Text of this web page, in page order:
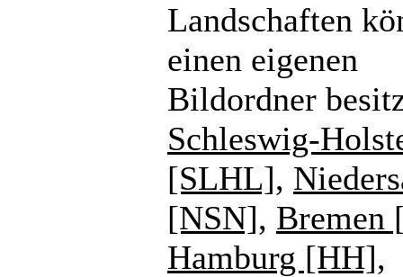
Landschaften
einen eigenen
Bildordner
Schleswig-
[SLHL],
[NSN], Bremen
Hamburg [HH],